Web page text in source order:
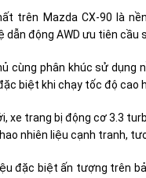
trên Mazda CX-90 là
động AWD ưu tiên cầu
cùng phân khúc sử
biệt khi chạy tốc độ cao
xe trang bị động cơ 3.3
nhiên liệu cạnh tranh,
đặc biệt ấn tượng trên